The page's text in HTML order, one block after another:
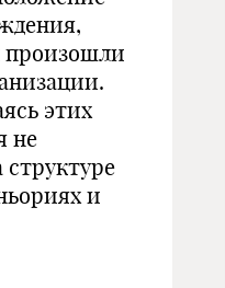
произошли
этих
не
структуре
и